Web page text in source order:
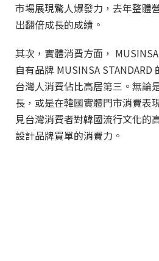
市場展現驚人爆發力，去年整體
出翻倍成長的成績。
其次，實體消費方面，
自有品牌 MUSINSA STANDARD
台灣人消費佔比高居第三。無論
長，或是在韓國實體門市消費表
見台灣消費者對韓國流行文化的
設計品牌買單的消費力。